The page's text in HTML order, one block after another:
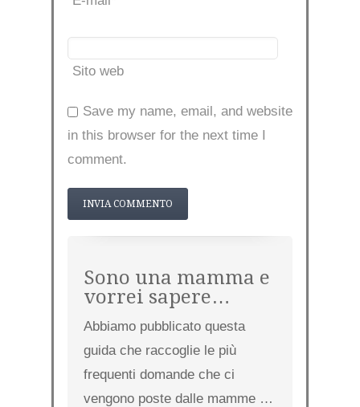
Sito web
Save my name, email, and website
in this browser for the next time I
comment.
Sono una mamma e
vorrei sapere…
Abbiamo pubblicato questa
guida che raccoglie le più
frequenti domande che ci
vengono poste dalle mamme …